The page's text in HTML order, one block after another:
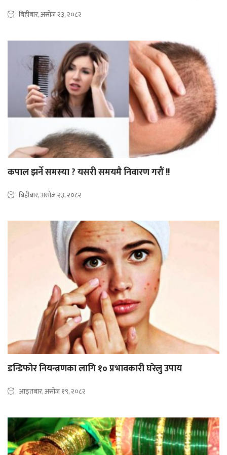
बिहीबार, असोज २३, २०८२
कपाल झर्ने समस्या ? यसरी समयमै निवारण गरौं !!
बिहीबार, असोज २३, २०८२
डन्डिफोर नियन्त्रणका लागि १० प्रभावकारी घरेलु उपाय
आइतबार, असोज १९, २०८२